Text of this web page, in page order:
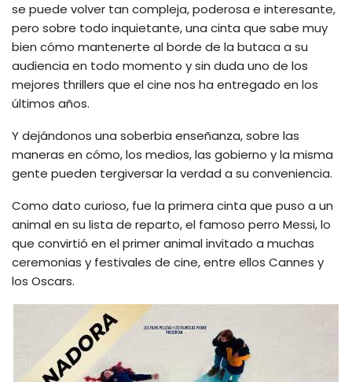
se puede volver tan compleja, poderosa e interesante,
pero sobre todo inquietante, una cinta que sabe muy
bien cómo mantenerte al borde de la butaca a su
audiencia en todo momento y sin duda uno de los
mejores thrillers que el cine nos ha entregado en los
últimos años.
Y dejándonos una soberbia enseñanza, sobre las
maneras en cómo, los medios, las gobierno y la misma
gente pueden tergiversar la verdad a su conveniencia.
Como dato curioso, fue la primera cinta que puso a un
animal en su lista de reparto, el famoso perro Messi, lo
que convirtió en el primer animal invitado a muchas
ceremonias y festivales de cine, entre ellos Cannes y
los Oscars.